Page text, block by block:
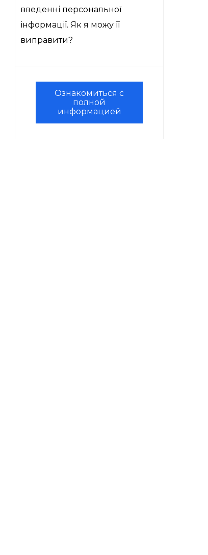
введенні персональної
інформації. Як я можу її
виправити?
Ознакомиться с
полной
информацией